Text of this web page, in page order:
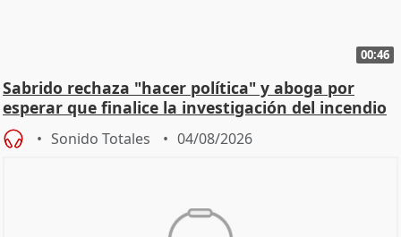
00:46
Sabrido rechaza "hacer política" y aboga por
esperar que finalice la investigación del incendio
Sonido Totales 04/08/2026